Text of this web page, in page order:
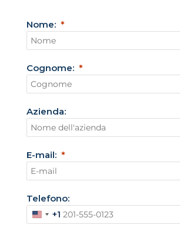
Nome:
Cognome:
Azienda:
E-mail:
Telefono:
S
+1